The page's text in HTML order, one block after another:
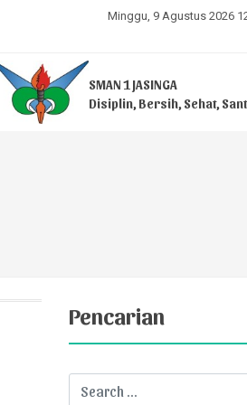
Minggu, 9 Agustus 2026
SMAN 1 JASINGA
Disiplin, Bersih, Sehat,
Pencarian